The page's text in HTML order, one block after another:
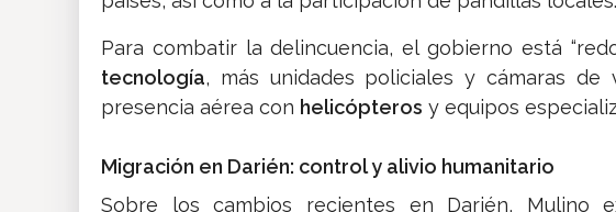
Para combatir la delincuencia, el gobierno está
tecnología, más unidades policiales y cámaras de
presencia aérea con helicópteros y equipos
Migración en Darién: control y alivio humanitario
Sobre los cambios recientes en Darién, Mulino